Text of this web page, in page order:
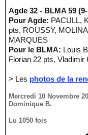
Agde 32 - BLMA 59
Pour Agde: PACULL,
pts, ROUSSY,
MARQUES
Pour le BLMA: Louis
Florian 22 pts, Vladimir
> Les photos de la
Mercredi 10 Novembre
Dominique B.
Lu 1050 fois